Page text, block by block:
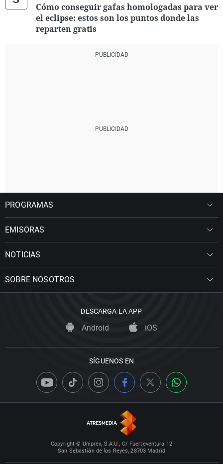
Cómo conseguir gafas homologadas para ver
el eclipse: estos son los puntos donde las
reparten gratis
PROGRAMAS
EMISORAS
NOTICIAS
SOBRE NOSOTROS
DESCARGA LA APP
Android iOS
SÍGUENOS EN
Copyright © Uniprex, S.A.U., C/ Fuerteventura 12
San Sebastián de los Reyes, 28703 Madrid